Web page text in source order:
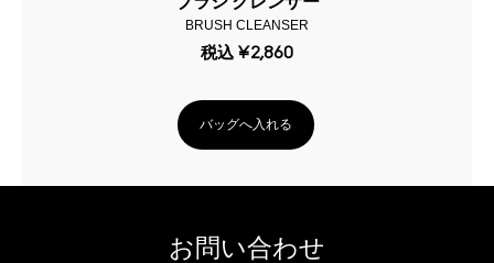
BRUSH CLEANSER
税込 ¥2,860
バッグへ入れる
お問い合わせ